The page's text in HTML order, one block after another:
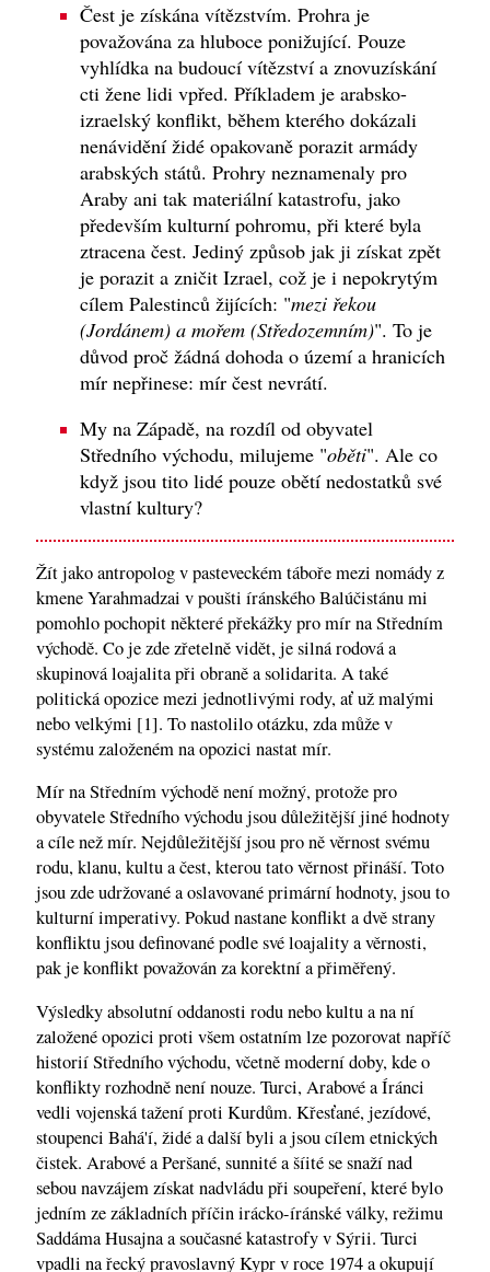
Čest je získána vítězstvím. Prohra je
považována za hluboce ponižující. Pouze
vyhlídka na budoucí vítězství a znovuzískání
cti žene lidi vpřed. Příkladem je arabsko-
izraelský konflikt, během kterého dokázali
nenávidění židé opakovaně porazit armády
arabských států. Prohry neznamenaly pro
Araby ani tak materiální katastrofu, jako
především kulturní pohromu, při které byla
ztracena čest. Jediný způsob jak ji získat zpět
je porazit a zničit Izrael, což je i nepokrytým
cílem Palestinců žijících: "mezi řekou
(Jordánem) a mořem (Středozemním)". To je
důvod proč žádná dohoda o území a hranicích
mír nepřinese: mír čest nevrátí.
My na Západě, na rozdíl od obyvatel
Středního východu, milujeme "oběti". Ale co
když jsou tito lidé pouze obětí nedostatků své
vlastní kultury?
Žít jako antropolog v pasteveckém táboře mezi nomády z
kmene Yarahmadzai v poušti íránského Balúčistánu mi
pomohlo pochopit některé překážky pro mír na Středním
východě. Co je zde zřetelně vidět, je silná rodová a
skupinová loajalita při obraně a solidarita. A také
politická opozice mezi jednotlivými rody, ať už malými
nebo velkými [1]. To nastolilo otázku, zda může v
systému založeném na opozici nastat mír.
Mír na Středním východě není možný, protože pro
obyvatele Středního východu jsou důležitější jiné hodnoty
a cíle než mír. Nejdůležitější jsou pro ně věrnost svému
rodu, klanu, kultu a čest, kterou tato věrnost přináší. Toto
jsou zde udržované a oslavované primární hodnoty, jsou to
kulturní imperativy. Pokud nastane konflikt a dvě strany
konfliktu jsou definované podle své loajality a věrnosti,
pak je konflikt považován za korektní a přiměřený.
Výsledky absolutní oddanosti rodu nebo kultu a na ní
založené opozici proti všem ostatním lze pozorovat napříč
historií Středního východu, včetně moderní doby, kde o
konflikty rozhodně není nouze. Turci, Arabové a Íránci
vedli vojenská tažení proti Kurdům. Křesťané, jezídové,
stoupenci Bahá'í, židé a další byli a jsou cílem etnických
čistek. Arabové a Peršané, sunnité a šíité se snaží nad
sebou navzájem získat nadvládu při soupeření, které bylo
jedním ze základních příčin irácko-íránské války, režimu
Saddáma Husajna a současné katastrofy v Sýrii. Turci
vpadli na řecký pravoslavný Kypr v roce 1974 a okupují